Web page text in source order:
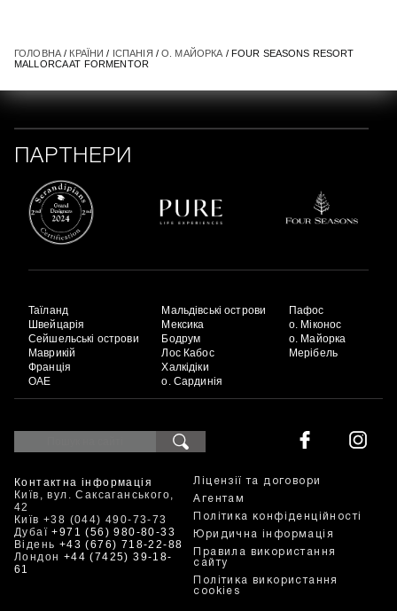
ГОЛОВНА/ КРАЇНИ / ІСПАНІЯ /О. МАЙОРКА / FOUR SEASONS RESORT
MALLORCA AT FORMENTOR
ПАРТНЕРИ
Таїланд
Швейцарія
Сейшельські острови
Маврикій
Франція
ОАЕ
Мальдівські острови
Мексика
Бодрум
Лос Кабос
Халкідіки
о. Сардинія
Пафос
о. Міконос
о. Майорка
Мерібель
Контактна інформація
Київ, вул. Саксаганського,
42
Київ +38 (044) 490-73-73
Дубаї+971 (56) 980-80-33
Відень +43 (676) 718-22-88
Лондон +44 (7425) 39-18-
61
Ліцензії та договори
Агентам
Політика конфіденційності
Юридична інформація
Правила використання
сайту
Політика використання
cookies